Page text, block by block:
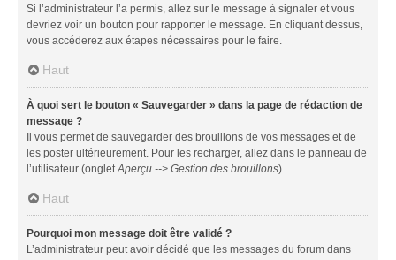
Si l’administrateur l’a permis, allez sur le message à signaler et vous
devriez voir un bouton pour rapporter le message. En cliquant dessus,
vous accéderez aux étapes nécessaires pour le faire.
Haut
À quoi sert le bouton « Sauvegarder » dans la page de rédaction de
message ?
Il vous permet de sauvegarder des brouillons de vos messages et de
les poster ultérieurement. Pour les recharger, allez dans le panneau de
l’utilisateur (onglet Aperçu --> Gestion des brouillons).
Haut
Pourquoi mon message doit être validé ?
L’administrateur peut avoir décidé que les messages du forum dans